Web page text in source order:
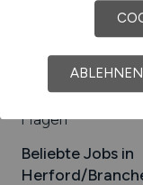
Universitäten/
Finanzen
Kirchenmusik
Westfalen,
Hochschule,
Hagen
Beliebte Jobs in
Herford/
ABLEHNEN